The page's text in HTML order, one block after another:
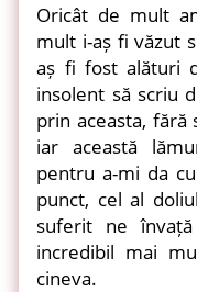
Oricât de mult
mult i-aș fi văzut
aș fi fost alături
insolent să scriu
prin aceasta,
iar această
pentru a-mi da
punct, cel al
suferit ne
incredibil mai
cineva.